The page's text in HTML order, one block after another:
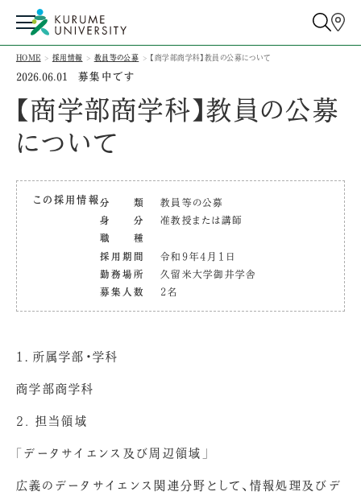
HOME 採用情報 教員等の公募 【商学部商学科】教員の公募について
2026.06.01 募集中です
【商学部商学科】教員の公募
について
この採用情報分類 教員等の公募
身分 准教授または講師
職種
採用期間 令和9年4月1日
勤務場所 久留米大学御井学舎
募集人数 2名
1．所属学部・学科
商学部商学科
2. 担当領域
「データサイエンス及び周辺領域」
広義のデータサイエンス関連分野として、情報処理及びデ